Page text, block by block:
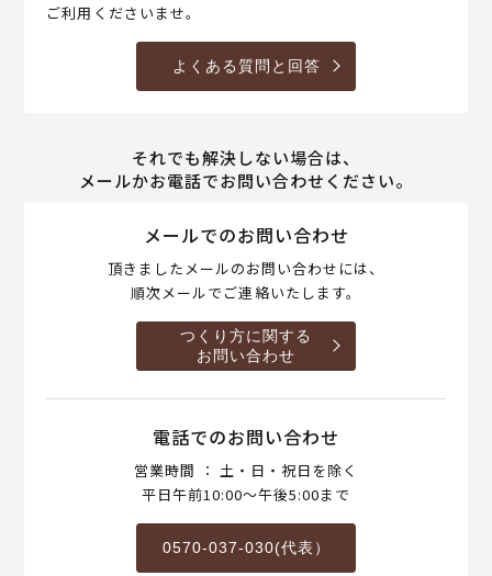
ご利用くださいませ。
よくある質問と回答
それでも解決しない場合は、
メールかお電話でお問い合わせください。
メールでのお問い合わせ
頂きましたメールのお問い合わせには、
順次メールでご連絡いたします。
つくり方に関する
お問い合わせ
電話でのお問い合わせ
営業時間 ： 土・日・祝日を除く
平日午前10:00～午後5:00まで
0570-037-030(代表）